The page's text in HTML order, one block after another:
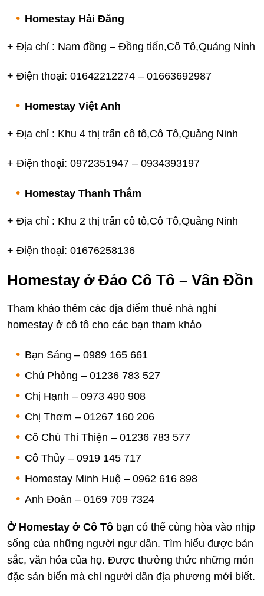
Homestay Hải Đăng
+ Địa chỉ : Nam đồng – Đồng tiến,Cô Tô,Quảng Ninh
+ Điện thoại: 01642212274 – 01663692987
Homestay Việt Anh
+ Địa chỉ : Khu 4 thị trấn cô tô,Cô Tô,Quảng Ninh
+ Điện thoại: 0972351947 – 0934393197
Homestay Thanh Thắm
+ Địa chỉ : Khu 2 thị trấn cô tô,Cô Tô,Quảng Ninh
+ Điện thoại: 01676258136
Homestay ở Đảo Cô Tô – Vân Đồn
Tham khảo thêm các địa điểm thuê nhà nghỉ
homestay ở cô tô cho các bạn tham khảo
Bạn Sáng – 0989 165 661
Chú Phòng – 01236 783 527
Chị Hạnh – 0973 490 908
Chị Thơm – 01267 160 206
Cô Chú Thi Thiện – 01236 783 577
Cô Thủy – 0919 145 717
Homestay Minh Huệ – 0962 616 898
Anh Đoàn – 0169 709 7324
Ở Homestay ở Cô Tô bạn có thể cùng hòa vào nhịp
sống của những người ngư dân. Tìm hiểu được bản
sắc, văn hóa của họ. Được thưởng thức những món
đặc sản biển mà chỉ người dân địa phương mới biết.